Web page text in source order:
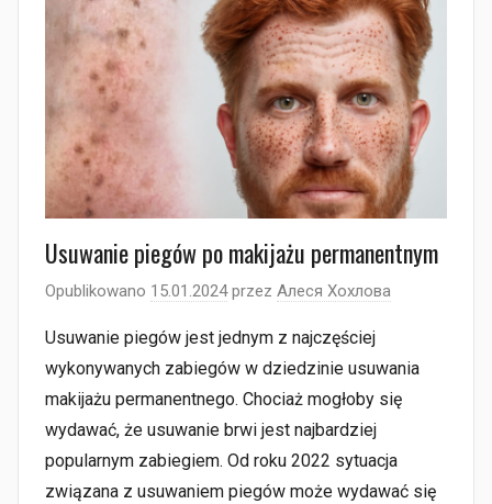
Usuwanie piegów po makijażu permanentnym
Opublikowano 15.01.2024przez Алеся Хохлова
Usuwanie piegów jest jednym z najczęściej
wykonywanych zabiegów w dziedzinie usuwania
makijażu permanentnego. Chociaż mogłoby się
wydawać, że usuwanie brwi jest najbardziej
popularnym zabiegiem. Od roku 2022 sytuacja
związana z usuwaniem piegów może wydawać się